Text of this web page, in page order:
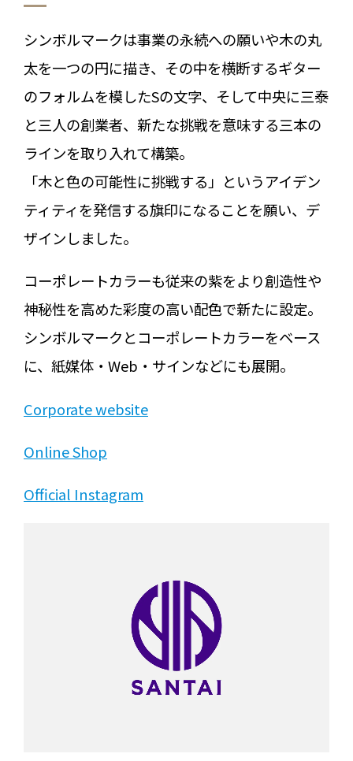
シンボルマークは事業の永続への願いや木の丸
太を一つの円に描き、その中を横断するギター
のフォルムを模したSの文字、そして中央に三泰
と三人の創業者、新たな挑戦を意味する三本の
ラインを取り入れて構築。
「木と色の可能性に挑戦する」というアイデン
ティティを発信する旗印になることを願い、デ
ザインしました。
コーポレートカラーも従来の紫をより創造性や
神秘性を高めた彩度の高い配色で新たに設定。
シンボルマークとコーポレートカラーをベース
に、紙媒体・Web・サインなどにも展開。
Corporate website
Online Shop
Official Instagram